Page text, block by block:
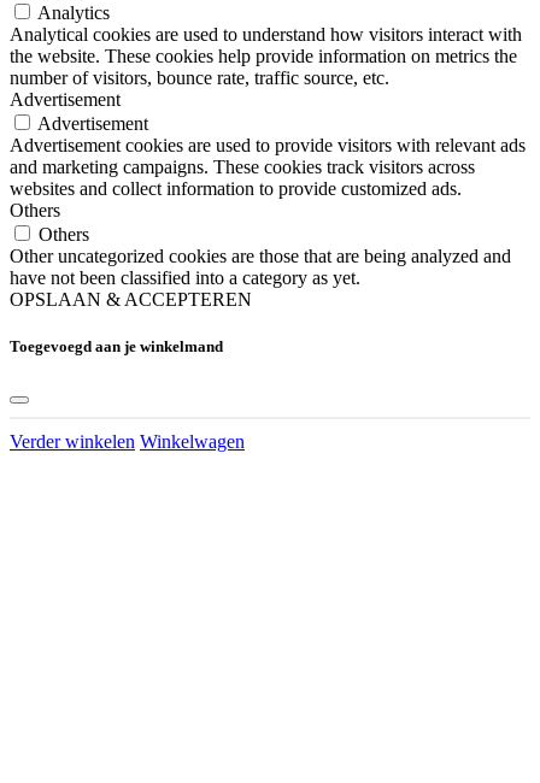
Analytics
Analytical cookies are used to understand how visitors interact with
the website. These cookies help provide information on metrics the
number of visitors, bounce rate, traffic source, etc.
Advertisement
Advertisement
Advertisement cookies are used to provide visitors with relevant ads
and marketing campaigns. These cookies track visitors across
websites and collect information to provide customized ads.
Others
Others
Other uncategorized cookies are those that are being analyzed and
have not been classified into a category as yet.
OPSLAAN & ACCEPTEREN
Toegevoegd aan je winkelmand
Verder winkelen Winkelwagen